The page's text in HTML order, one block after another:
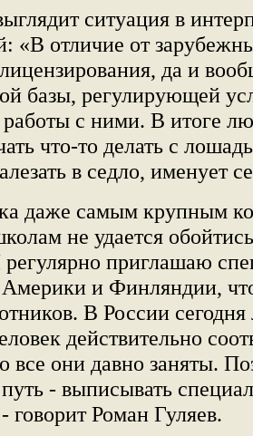
ситуация в
«В отличие от
да и
базы, регулирующей
с ними. В итоге
что-то делать с
в седло, именует
даже самым крупным
не удается
приглашаю
и Финляндии,
В России
действительно
все они давно заняты.
- выписывать
говорит Роман Гуляев.